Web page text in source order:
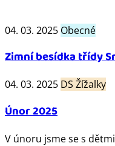
04. 03. 2025 Obecné
Zimní besídka třídy
04. 03. 2025 DS Žížalky
Únor 2025
V únoru jsme se s